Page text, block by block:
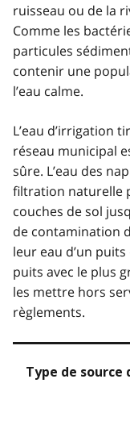
ruisseau ou de la
Comme les
particules
contenir une
l’eau calme.
L’eau d’irrigation
réseau municipal
sûre. L’eau des
filtration naturelle
couches de sol
de contamination
leur eau d’un
puits avec le plus
les mettre hors
règlements.
Type de source